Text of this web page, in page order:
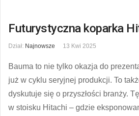
Futurystyczna koparka
Dział: Najnowsze 13 Kwi 2025
Bauma to nie tylko okazja do
już w cyklu seryjnej produkcji. To
dyskutuje się o przyszłości branży.
w stoisku Hitachi – gdzie